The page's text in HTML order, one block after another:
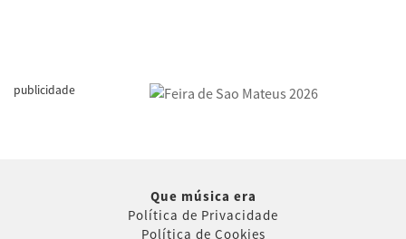
publicidade
Que música era
Política de Privacidade
Política de Cookies